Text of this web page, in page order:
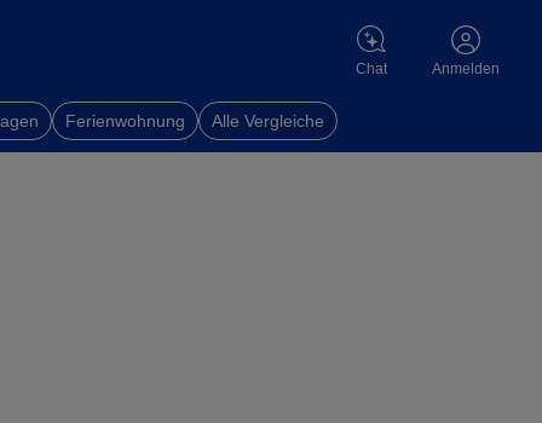
Chat Anmelden
Ferienwohnung Alle Vergleiche